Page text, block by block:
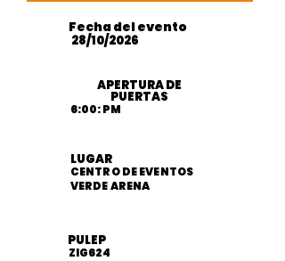
Fecha del evento
28/10/2026
APERTURA DE
PUERTAS
6:00: PM
LUGAR
CENTRO DE EVENTOS
VERDE ARENA
PULEP
ZIG624